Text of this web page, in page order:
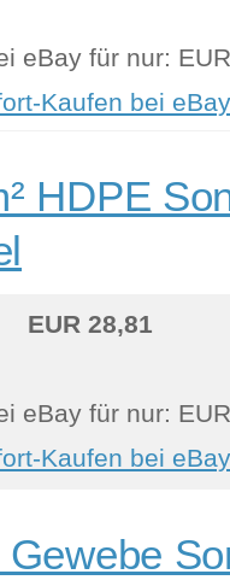
eBay für nur:
Kaufen bei eBay
HDPE
EUR 28,81
eBay für nur:
Kaufen bei eBay